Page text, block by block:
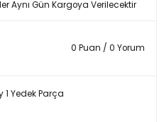
Aynı Gün Kargoya Verilecektir
0 Puan / 0 Yorum
1 Yedek Parça